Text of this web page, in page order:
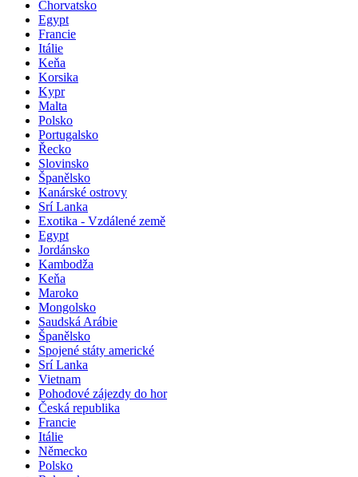
Chorvatsko
Egypt
Francie
Itálie
Keňa
Korsika
Kypr
Malta
Polsko
Portugalsko
Řecko
Slovinsko
Španělsko
Kanárské ostrovy
Srí Lanka
Exotika - Vzdálené země
Egypt
Jordánsko
Kambodža
Keňa
Maroko
Mongolsko
Saudská Arábie
Španělsko
Spojené státy americké
Srí Lanka
Vietnam
Pohodové zájezdy do hor
Česká republika
Francie
Itálie
Německo
Polsko